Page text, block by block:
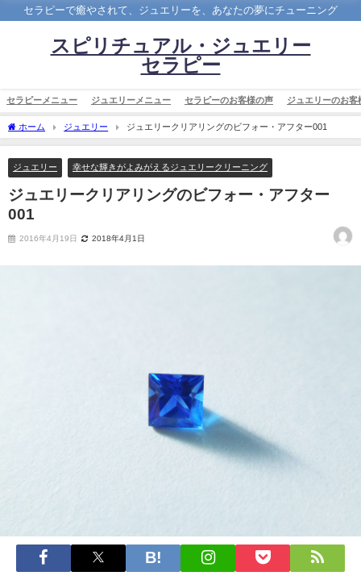
セラピーで癒やされて、ジュエリーを、あなたの夢にチューニング
スピリチュアル・ジュエリー
セラピー
セラピーメニュー ジュエリーメニュー セラピーのお客様の声 ジュエリーのお客
ホーム ジュエリー ジュエリークリアリングのビフォー・アフター001
ジュエリー 幸せな輝きがよみがえるジュエリークリーニング
ジュエリークリアリングのビフォー・アフター
001
2016年4月19日 2018年4月1日